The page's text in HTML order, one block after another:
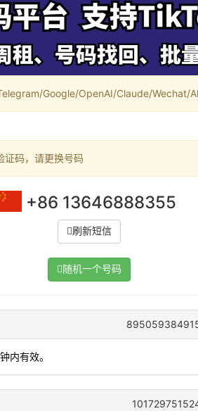
Google/OpenAI/Claude/Wechat/
证码，请更换号码
+86 13646888355
刷新短信
随机一个号码
内有效。